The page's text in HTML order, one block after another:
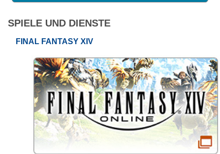
SPIELE UND DIENSTE
FINAL FANTASY XIV